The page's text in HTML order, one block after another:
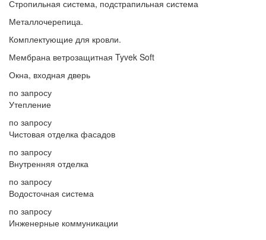
Стропильная система, подстрапильная система
Металлочерепица.
Комплектующие для кровли.
Мембрана ветрозащитная Tyvek Soft
Окна, входная дверь
по запросу
Утепление
по запросу
Чистовая отделка фасадов
по запросу
Внутренняя отделка
по запросу
Водосточная система
по запросу
Инженерные коммуникации